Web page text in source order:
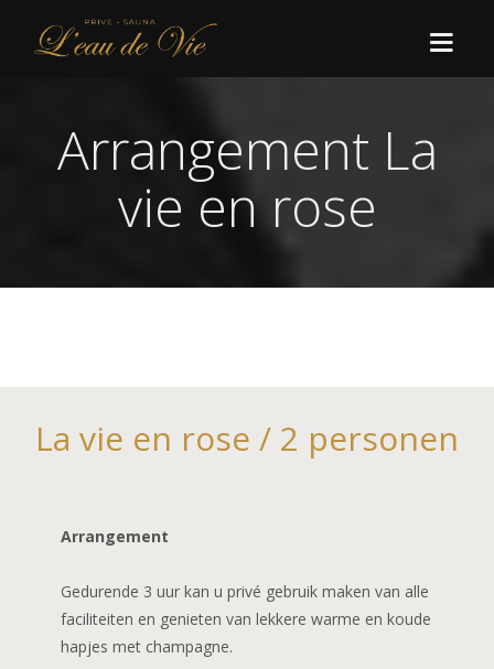
HOME
Je t’ aime
Belle Saison
Arrangement La
vie en rose
La vie en rose / 2 personen
Arrangement
Gedurende 3 uur kan u privé gebruik maken van alle
faciliteiten en genieten van lekkere warme en koude
hapjes met champagne.